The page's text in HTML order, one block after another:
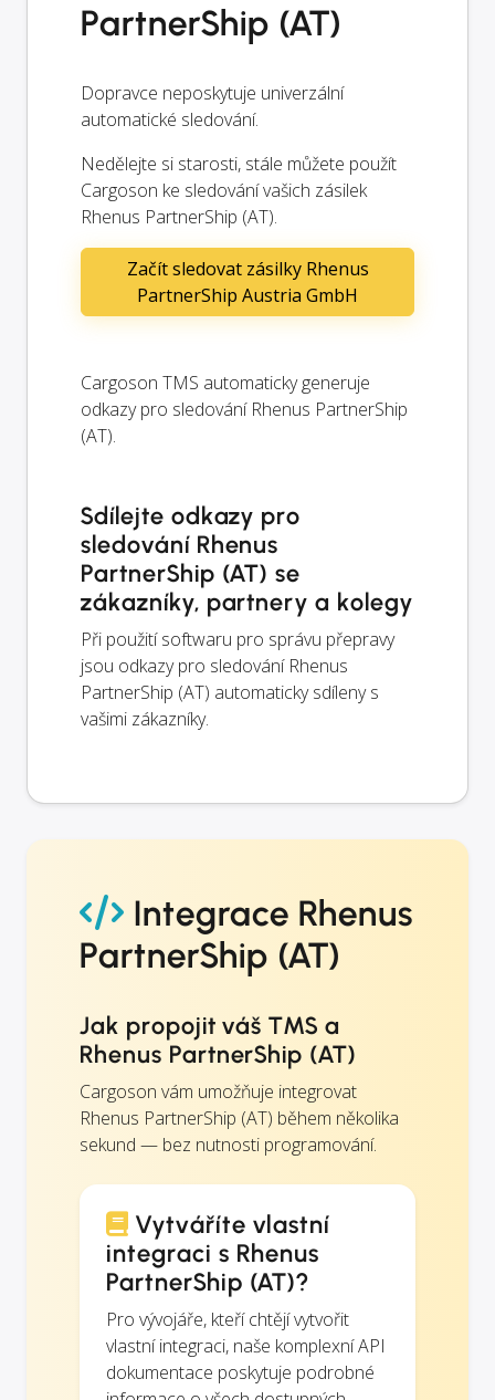
PartnerShip (AT)
Dopravce neposkytuje univerzální
automatické sledování.
Nedělejte si starosti, stále můžete použít
Cargoson ke sledování vašich zásilek
Rhenus PartnerShip (AT).
Začít sledovat zásilky Rhenus
PartnerShip Austria GmbH
Cargoson TMS automaticky generuje
odkazy pro sledování Rhenus PartnerShip
(AT).
Sdílejte odkazy pro
sledování Rhenus
PartnerShip (AT) se
zákazníky, partnery a kolegy
Při použití softwaru pro správu přepravy
jsou odkazy pro sledování Rhenus
PartnerShip (AT) automaticky sdíleny s
vašimi zákazníky.
Integrace Rhenus
PartnerShip (AT)
Jak propojit váš TMS a
Rhenus PartnerShip (AT)
Cargoson vám umožňuje integrovat
Rhenus PartnerShip (AT) během několika
sekund — bez nutnosti programování.
Vytváříte vlastní
integraci s Rhenus
PartnerShip (AT)?
Pro vývojáře, kteří chtějí vytvořit
vlastní integraci, naše komplexní API
dokumentace poskytuje podrobné